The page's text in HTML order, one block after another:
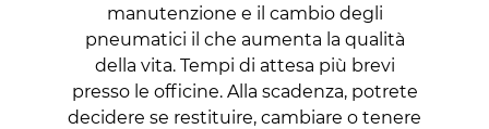
manutenzione e il cambio degli
pneumatici il che aumenta la qualità
della vita. Tempi di attesa più brevi
presso le officine. Alla scadenza, potrete
decidere se restituire, cambiare o tenere